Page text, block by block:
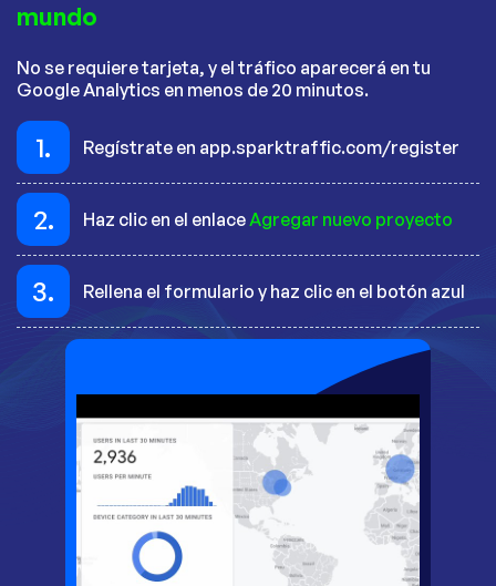
mundo
No se requiere tarjeta, y el tráfico aparecerá en tu
Google Analytics en menos de 20 minutos.
1. Regístrate en app.sparktraffic.com/register
2. Haz clic en el enlaceAgregar nuevo proyecto
3. Rellena el formulario y haz clic en el botón azul